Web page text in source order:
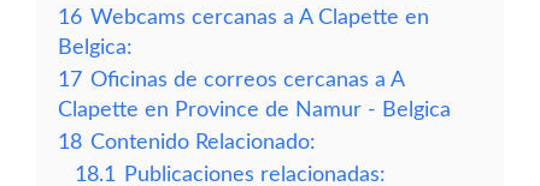
16 Webcams cercanas a A Clapette en
Belgica:
17 Oficinas de correos cercanas a A
Clapette en Province de Namur - Belgica
18 Contenido Relacionado:
18.1
Publicaciones relacionadas: